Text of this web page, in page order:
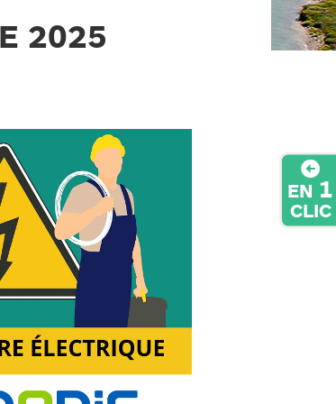
2025
EN 1
CLIC